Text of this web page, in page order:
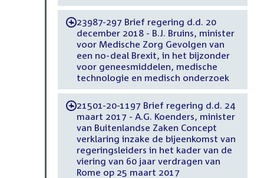
-23987-297 Brief regering d.d. 20
december 2018 - B.J. Bruins, minister
voor Medische Zorg Gevolgen van
een no-deal Brexit, in het bijzonder
voor geneesmiddelen, medische
technologie en medisch onderzoek
-21501-20-1197 Brief regering d.d. 24
maart 2017 - A.G. Koenders, minister
van Buitenlandse Zaken Concept
verklaring inzake de bijeenkomst van
regeringsleiders in het kader van de
viering van 60 jaar verdragen van
Rome op 25 maart 2017